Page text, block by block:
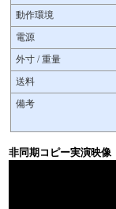
動作環境
電源
外寸 / 重量
送料
備考
非同期コピー実演映像